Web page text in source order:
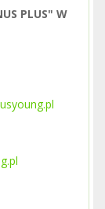
PLUS" W